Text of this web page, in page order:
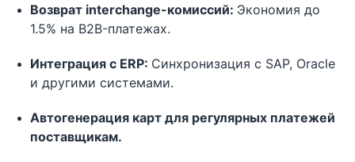
Возврат interchange-комиссий: Экономия до
1.5% на B2B-платежах.
Интеграция с ERP: Синхронизация с SAP, Oracle
и другими системами.
Автогенерация карт для регулярных платежей
поставщикам.